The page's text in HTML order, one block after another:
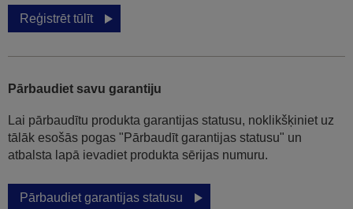
Reģistrēt tūlīt
Pārbaudiet savu garantiju
Lai pārbaudītu produkta garantijas statusu, noklikšķiniet uz
tālāk esošās pogas "Pārbaudīt garantijas statusu" un
atbalsta lapā ievadiet produkta sērijas numuru.
Pārbaudiet garantijas statusu